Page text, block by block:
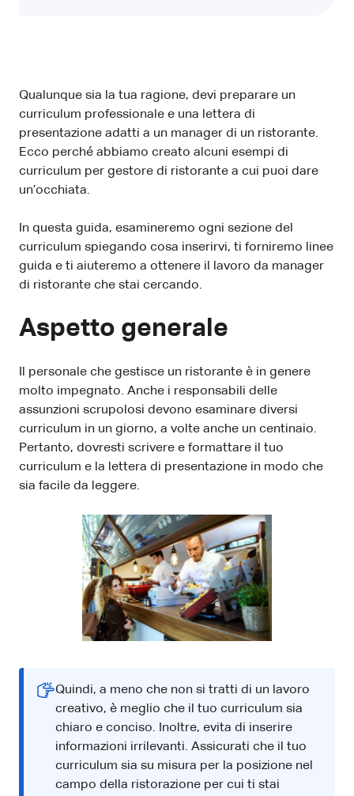
Qualunque sia la tua ragione, devi preparare un
curriculum professionale e una lettera di
presentazione adatti a un manager di un ristorante.
Ecco perché abbiamo creato alcuni esempi di
curriculum per gestore di ristorante a cui puoi dare
un’occhiata.
In questa guida, esamineremo ogni sezione del
curriculum spiegando cosa inserirvi, ti forniremo linee
guida e ti aiuteremo a ottenere il lavoro da manager
di ristorante che stai cercando.
Aspetto generale
Il personale che gestisce un ristorante è in genere
molto impegnato. Anche i responsabili delle
assunzioni scrupolosi devono esaminare diversi
curriculum in un giorno, a volte anche un centinaio.
Pertanto, dovresti scrivere e formattare il tuo
curriculum e la lettera di presentazione in modo che
sia facile da leggere.
Quindi, a meno che non si tratti di un lavoro
creativo, è meglio che il tuo curriculum sia
chiaro e conciso. Inoltre, evita di inserire
informazioni irrilevanti. Assicurati che il tuo
curriculum sia su misura per la posizione nel
campo della ristorazione per cui ti stai